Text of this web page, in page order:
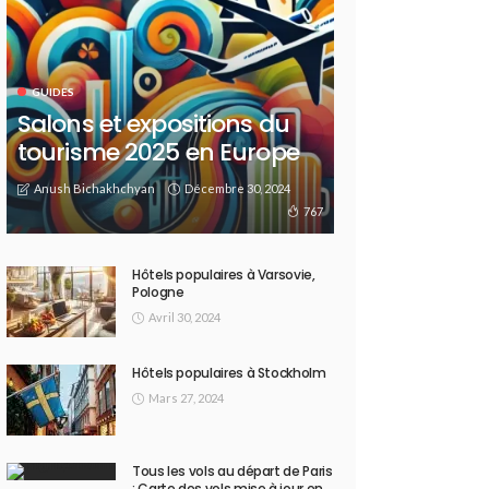
GUIDES
Salons et expositions du
tourisme 2025 en Europe
Anush Bichakhchyan
Décembre 30, 2024
767
Hôtels populaires à Varsovie,
Pologne
Avril 30, 2024
Hôtels populaires à Stockholm
Mars 27, 2024
Tous les vols au départ de Paris